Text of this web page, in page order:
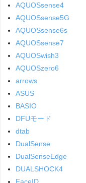
AQUOSsense4
AQUOSsense5G
AQUOSsense6s
AQUOSsense7
AQUOSwish3
AQUOSzero6
arrows
ASUS
BASIO
DFUモード
dtab
DualSense
DualSenseEdge
DUALSHOCK4
FaceID